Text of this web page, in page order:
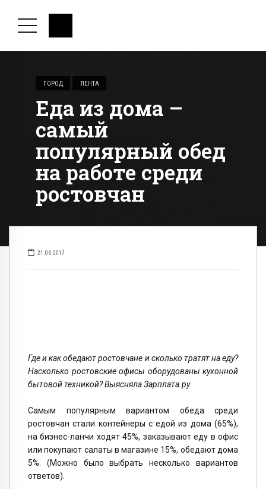
ГОРОД ЛЕНТА
Еда из дома –
самый
популярный обед
на работе среди
ростовчан
21.06.2017
Где и как обедают ростовчане и сколько тратят на еду?
Насколько ростовские офисы оборудованы кухонной
бытовой техникой? Выясняла Зарплата.ру
Самым популярным вариантом обеда среди
ростовчан стали контейнеры с едой из дома (65%),
на бизнес-ланчи ходят 45%, заказывают еду в офис
или покупают салаты в магазине 15%, обедают дома
5%. (Можно было выбрать несколько вариантов
ответов).